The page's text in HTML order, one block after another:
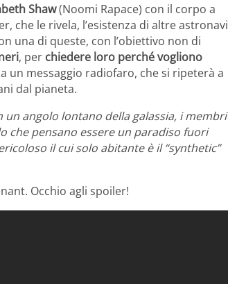
Shaw(Noomi Rapace) con il corpo a
che le rivela, l’esistenza di altre astronavi
una di queste, con l’obiettivo non di
, per chiedere loro perché vogliono
un messaggio radiofaro, che si ripeterà a
dal pianeta.
angolo lontano della galassia, i membri
che pensano essere un paradiso fuori
il cui solo abitante è il “synthetic”
Occhio agli spoiler!